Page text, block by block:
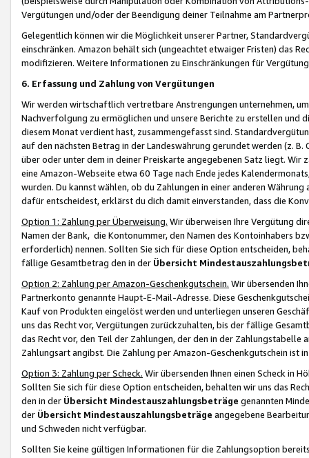
Vergütungen und/oder der Beendigung deiner Teilnahme am
Gelegentlich können wir die Möglichkeit unserer Partner,
einschränken. Amazon behält sich (ungeachtet etwaiger Fristen) das
modifizieren. Weitere Informationen zu Einschränkungen für
6. Erfassung und Zahlung von Vergütungen
Wir werden wirtschaftlich vertretbare Anstrengungen unternehmen,
Nachverfolgung zu ermöglichen und unsere Berichte zu erstellen und
diesem Monat verdient hast, zusammengefasst sind.
auf den nächsten Betrag in der Landeswährung gerundet werden (z.
über oder unter dem in deiner Preiskarte angegebenen Satz liegt.
eine Amazon-Webseite etwa 60 Tage nach Ende jedes
wurden. Du kannst wählen, ob du Zahlungen in einer anderen
dafür entscheidest, erklärst du dich damit einverstanden, dass die
Option 1: Zahlung per Überweisung. Wir überweisen Ihre Vergütung
Namen der Bank, die Kontonummer, den Namen des Kontoinhabers
erforderlich) nennen. Sollten Sie sich für diese Option entscheiden,
fällige Gesamtbetrag den in der Übersicht
Option 2: Zahlung per Amazon-Geschenkgutschein. Wir übersenden
Partnerkonto genannte Haupt-E-Mail-Adresse. Diese
Kauf von Produkten eingelöst werden und unterliegen unseren
uns das Recht vor, Vergütungen zurückzuhalten, bis der fällige
das Recht vor, den Teil der Zahlungen, der den in der
Zahlungsart angibst. Die Zahlung per Amazon-Geschenkgutschein ist
Option 3: Zahlung per Scheck. Wir übersenden Ihnen einen Scheck in
Sollten Sie sich für diese Option entscheiden, behalten wir uns das
den in der Übersicht Mindestauszahlungsbeträge genannten
der Übersicht Mindestauszahlungsbeträge angegebene
und Schweden nicht verfügbar.
Sollten Sie keine gültigen Informationen für die Zahlungsoption